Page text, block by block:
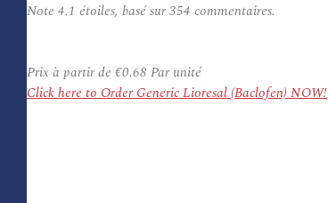
Note 4.1 étoiles, basé sur354 commentaires.
Prix à partir de €0.68 Par unité
Click here to Order Generic Lioresal (Baclofen) NOW!